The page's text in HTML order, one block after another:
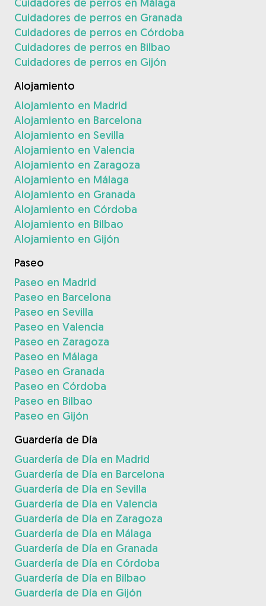
Cuidadores de perros en Granada
Cuidadores de perros en Córdoba
Cuidadores de perros en Bilbao
Cuidadores de perros en Gijón
Alojamiento
Alojamiento en Madrid
Alojamiento en Barcelona
Alojamiento en Sevilla
Alojamiento en Valencia
Alojamiento en Zaragoza
Alojamiento en Málaga
Alojamiento en Granada
Alojamiento en Córdoba
Alojamiento en Bilbao
Alojamiento en Gijón
Paseo
Paseo en Madrid
Paseo en Barcelona
Paseo en Sevilla
Paseo en Valencia
Paseo en Zaragoza
Paseo en Málaga
Paseo en Granada
Paseo en Córdoba
Paseo en Bilbao
Paseo en Gijón
Guardería de Día
Guardería de Día en Madrid
Guardería de Día en Barcelona
Guardería de Día en Sevilla
Guardería de Día en Valencia
Guardería de Día en Zaragoza
Guardería de Día en Málaga
Guardería de Día en Granada
Guardería de Día en Córdoba
Guardería de Día en Bilbao
Guardería de Día en Gijón